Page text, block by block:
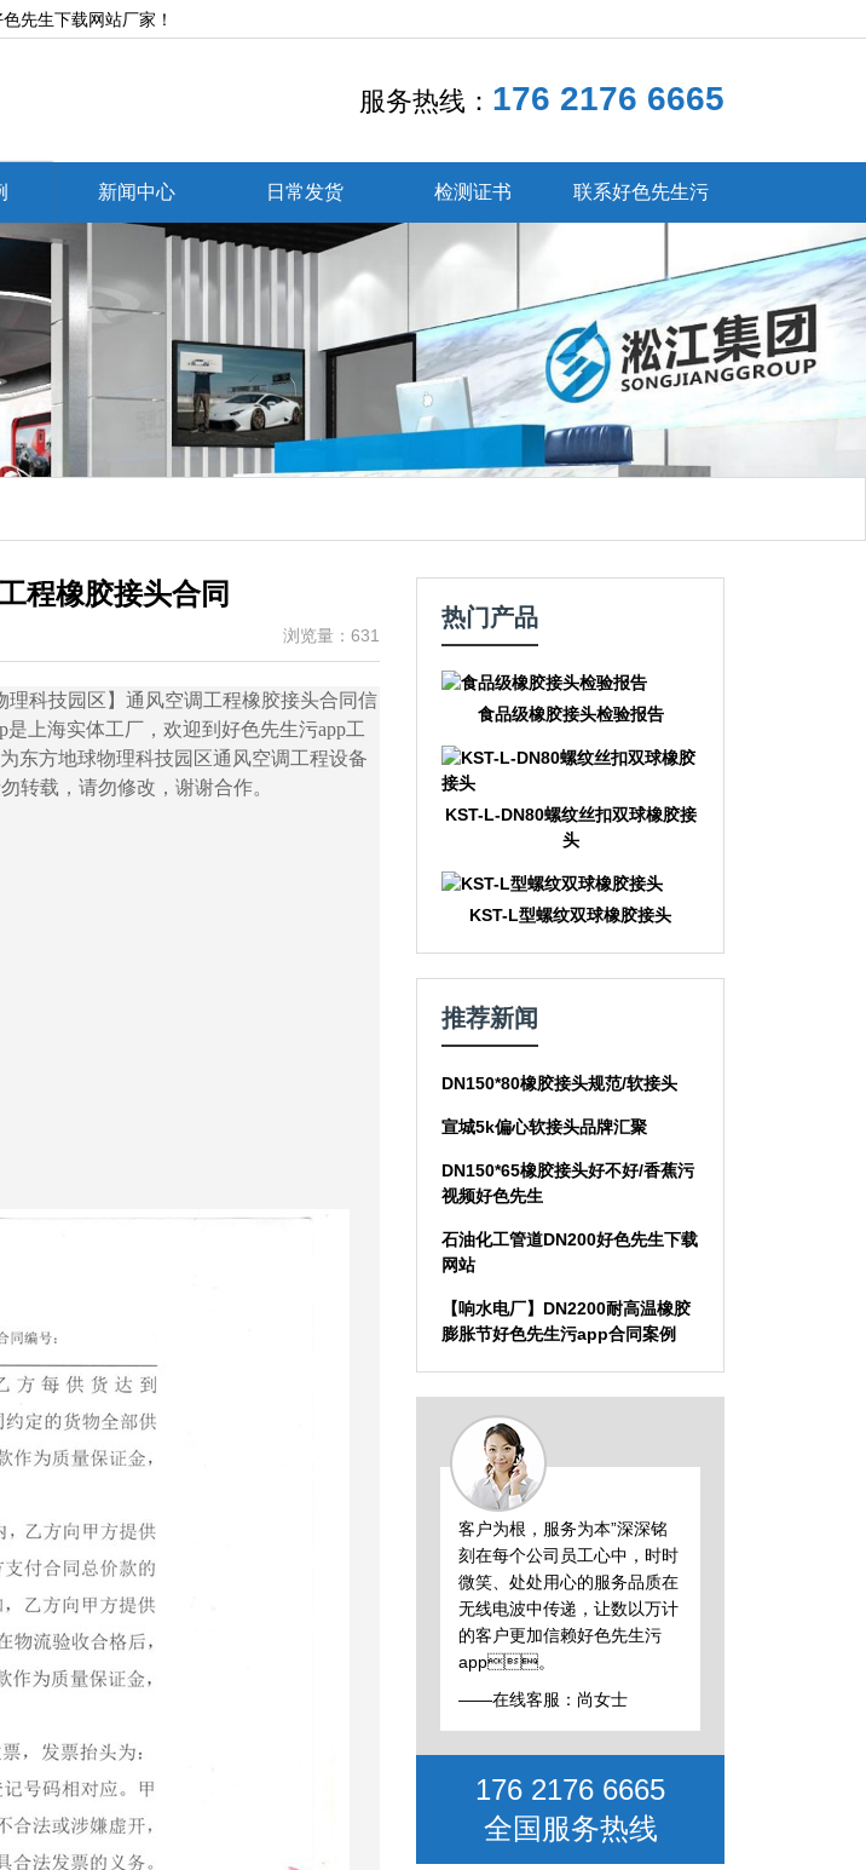
生下载网站厂家！
服务热线： 176 2176 6665
新闻中心 日常发货 检测证书 联系好色先生污
程橡胶接头合同
浏览量：631
理科技园区】通风空调工程橡胶接头合同信
是上海实体工厂，欢迎到好色先生污app工
为东方地球物理科技园区通风空调工程设备
，请勿修改，谢谢合作。
热门产品
食品级橡胶接头检验报告
KST-L-DN80螺纹丝扣双球橡胶接
头
KST-L型螺纹双球橡胶接头
推荐新闻
DN150*80橡胶接头规范/软接头
宣城5k偏心软接头品牌汇聚
DN150*65橡胶接头好不好/香蕉污
视频好色先生
石油化工管道DN200好色先生下载
网站
【响水电厂】DN2200耐高温橡胶
膨胀节好色先生污app合同案例
客户为根，服务为本”深深铭
刻在每个公司员工心中，时时
微笑、处处用心的服务品质在
无线电波中传递，让数以万计
的客户更加信赖好色先生污
app。
——在线客服：尚女士
176 2176 6665
全国服务热线